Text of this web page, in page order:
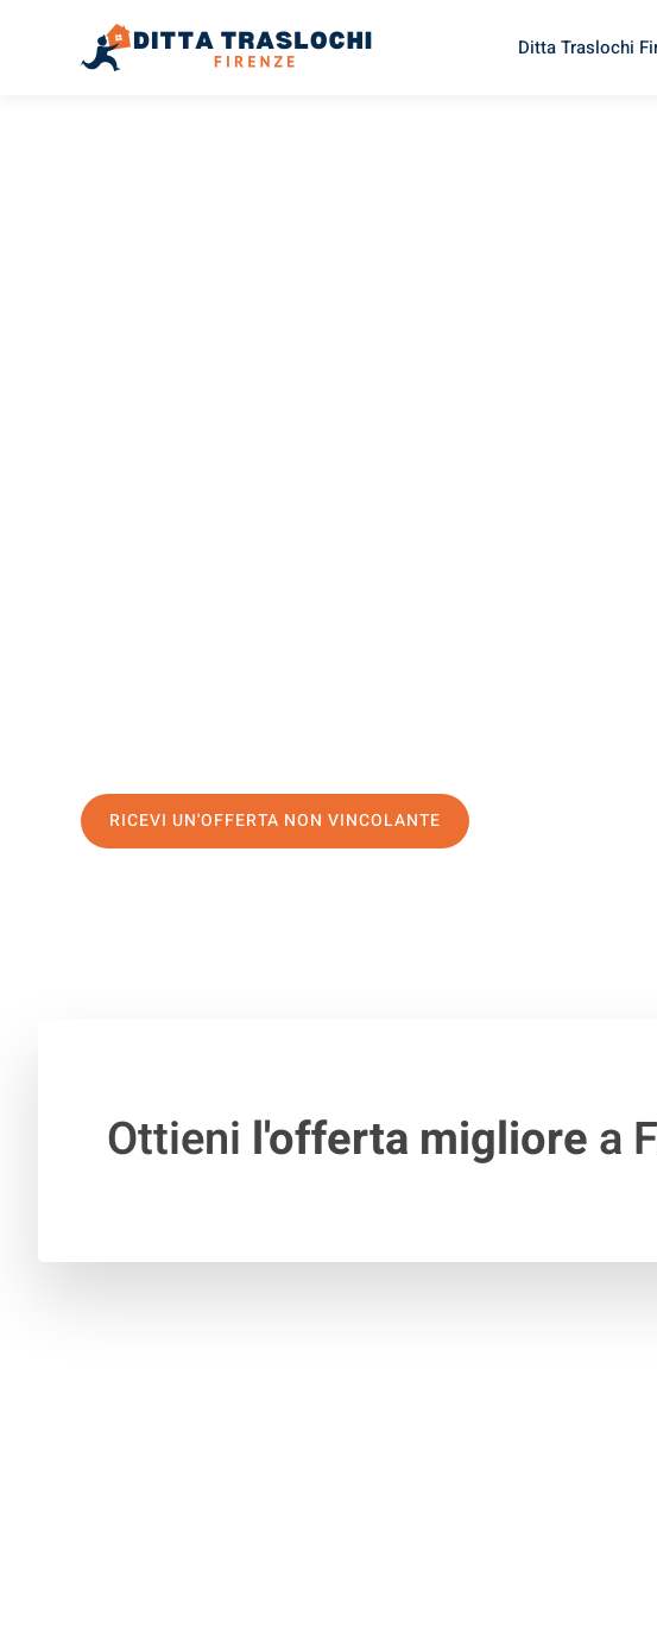
Ditta Traslochi
RICEVI UN'OFFERTA NON VINCOLANTE
Ottieni l'offerta migliorea